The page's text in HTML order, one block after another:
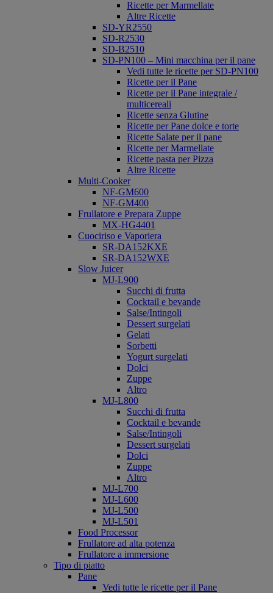
Ricette per Marmellate
Altre Ricette
SD-YR2550
SD-R2530
SD-B2510
SD-PN100 – Mini macchina per il pane
Vedi tutte le ricette per SD-PN100
Ricette per il Pane
Ricette per il Pane integrale /
multicereali
Ricette senza Glutine
Ricette per Pane dolce e torte
Ricette Salate per il pane
Ricette per Marmellate
Ricette pasta per Pizza
Altre Ricette
Multi-Cooker
NF-GM600
NF-GM400
Frullatore e Prepara Zuppe
MX-HG4401
Cuociriso e Vaporiera
SR-DA152KXE
SR-DA152WXE
Slow Juicer
MJ-L900
Succhi di frutta
Cocktail e bevande
Salse/Intingoli
Dessert surgelati
Gelati
Sorbetti
Yogurt surgelati
Dolci
Zuppe
Altro
MJ-L800
Succhi di frutta
Cocktail e bevande
Salse/Intingoli
Dessert surgelati
Dolci
Zuppe
Altro
MJ-L700
MJ-L600
MJ-L500
MJ-L501
Food Processor
Frullatore ad alta potenza
Frullatore a immersione
Tipo di piatto
Pane
Vedi tutte le ricette per il Pane